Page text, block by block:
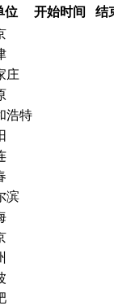
位 开始时间
结
庄
浩特
滨